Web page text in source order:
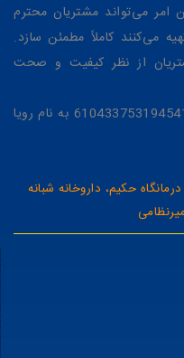
امر می‌تواند مشتریان محترم
می‌کنند کاملاً مطمئن سازد.
از نظر کیفیت و صحت
شماره کارت جهت خرید محصولات : 6104337531945416 به نام رویا
حکیم، داروخانه شبانه